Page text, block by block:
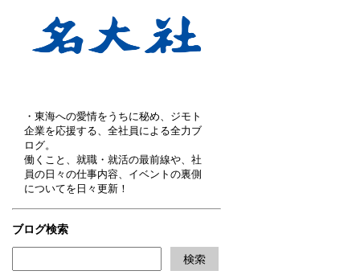
・東海への愛情をうちに秘め、ジモト
企業を応援する、全社員による全力ブ
ログ。
働くこと、就職・就活の最前線や、社
員の日々の仕事内容、イベントの裏側
についてを日々更新！
ブログ検索